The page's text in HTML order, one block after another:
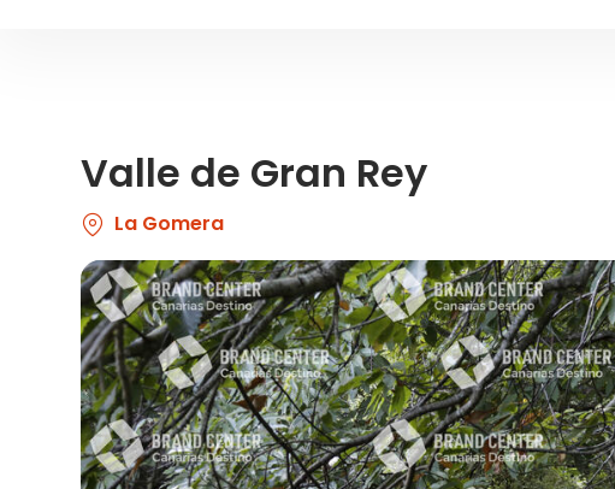
Valle de Gran Rey
La Gomera